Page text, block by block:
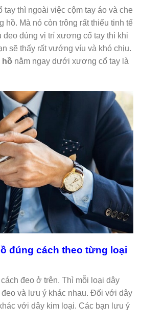
tay thì ngoài việc cộm tay áo và che
hồ. Mà nó còn trông rất thiếu tinh tế
đeo đúng vị trí xương cổ tay thì khi
sẽ thấy rất vướng víu và khó chịu.
hồ nằm ngay dưới xương cổ tay là
đúng cách theo từng loại
đeo ở trên. Thì mỗi loại dây
và lưu ý khác nhau. Đối với dây
với dây kim loại. Các bạn lưu ý